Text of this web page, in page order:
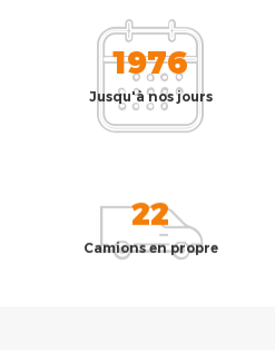
1976
Jusqu'à nos jours
22
Camions en propre